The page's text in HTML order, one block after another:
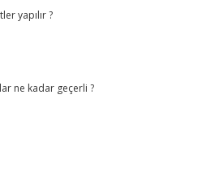
yapılır ?
ne kadar geçerli ?